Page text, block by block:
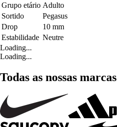
Grupo etário Adulto
Sortido
Pegasus
Drop
10 mm
Estabilidade Neutre
Loading...
Loading...
Todas as nossas marcas